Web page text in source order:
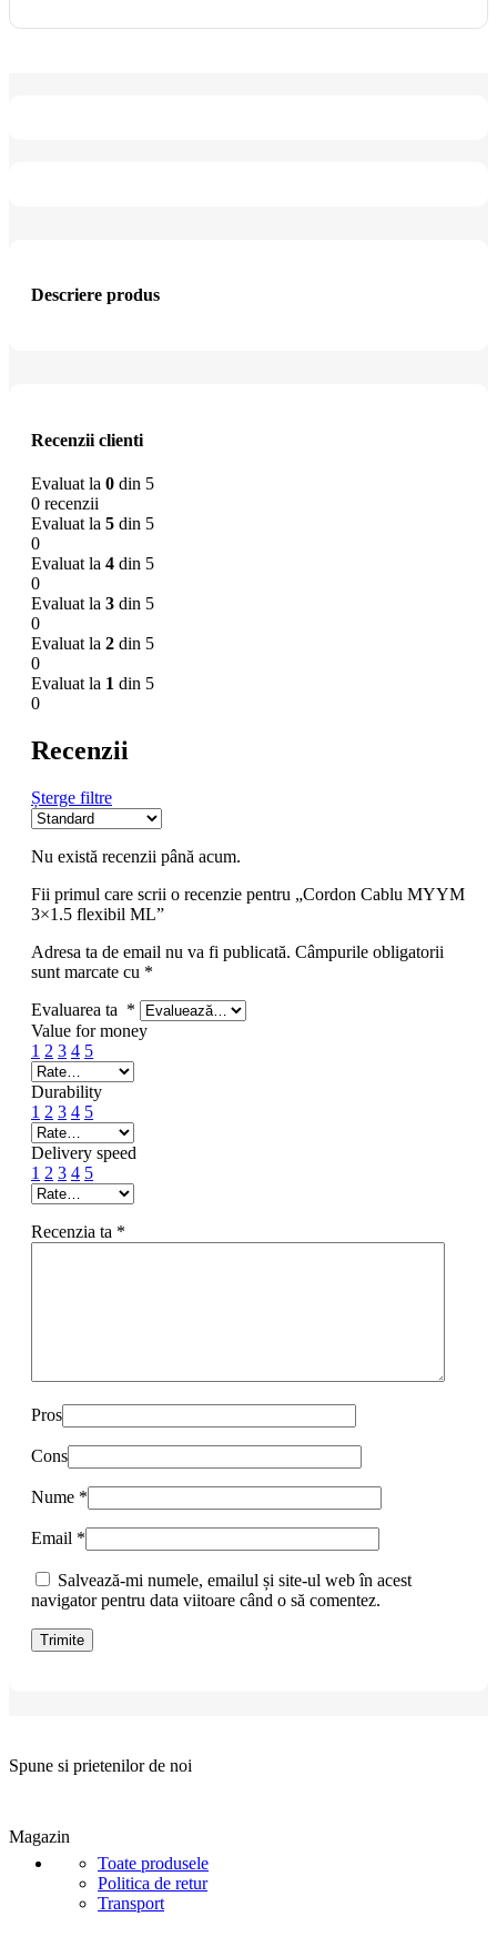
Descriere produs
Recenzii clienti
Evaluat la 0 din 5
0 recenzii
Evaluat la 5 din 5
0
Evaluat la 4 din 5
0
Evaluat la 3 din 5
0
Evaluat la 2 din 5
0
Evaluat la 1 din 5
0
Recenzii
Șterge filtre
Nu există recenzii până acum.
Fii primul care scrii o recenzie pentru „Cordon Cablu MYYM
3×1.5 flexibil ML”
Adresa ta de email nu va fi publicată. Câmpurile obligatorii
sunt marcate cu *
Evaluarea ta *
Value for money
1 2 3 4 5
Durability
1 2 3 4 5
Delivery speed
1 2 3 4 5
Recenzia ta *
Pros
Cons
Nume *
Email *
Salvează-mi numele, emailul și site-ul web în acest
navigator pentru data viitoare când o să comentez.
Spune si prietenilor de noi
Magazin
Toate produsele
Politica de retur
Transport